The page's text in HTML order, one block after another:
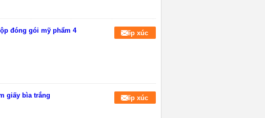
đóng gói mỹ phẩm 4
Tiếp xúc
giấy bìa trắng Tiếp xúc